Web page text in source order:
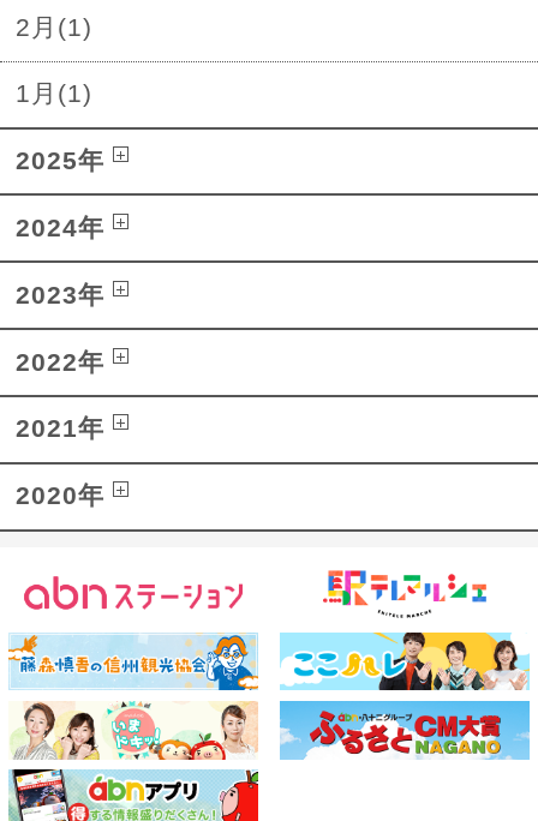
2月(1)
1月(1)
2025年
2024年
2023年
2022年
2021年
2020年